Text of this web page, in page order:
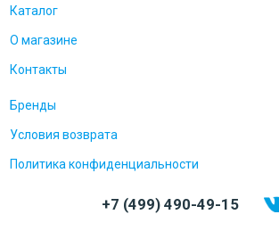
Каталог
О магазине
Контакты
Бренды
Условия возврата
Политика конфиденциальности
+7 (499) 490-49-15